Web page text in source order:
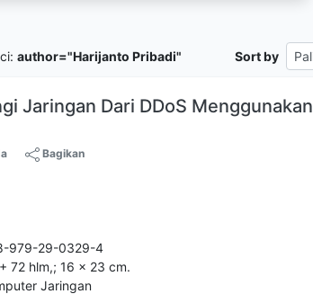
author="Harijanto Pribadi" Sort by
Jaringan Dari DDoS Menggunakan
Bagikan
979-29-0329-4
72 hlm,; 16 x 23 cm.
Jaringan